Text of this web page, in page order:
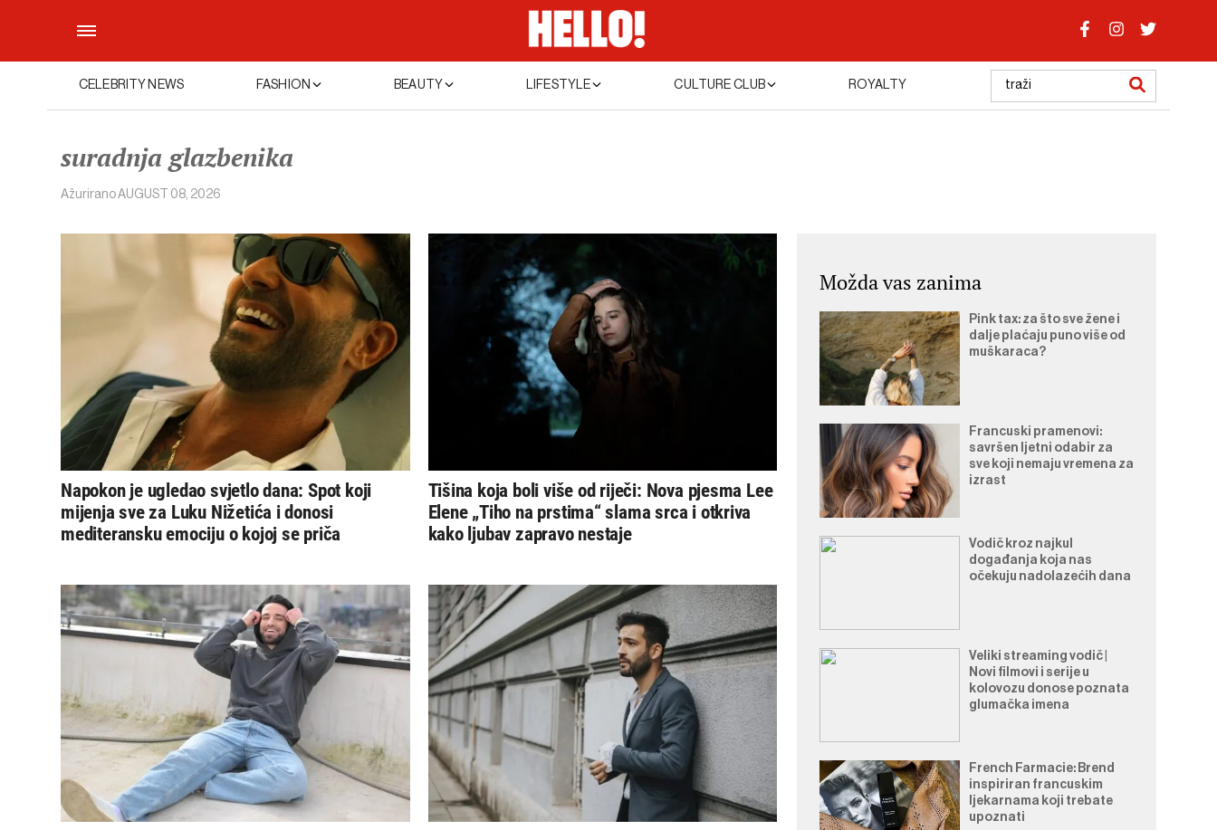
CELEBRITY NEWS FASHION BEAUTY LIFESTYLE CULTURE CLUB ROYALTY
suradnja glazbenika
AžuriranoAUGUST 08, 2026
Napokon je ugledao svjetlo dana: Spot koji
mijenja sve za Luku Nižetića i donosi
mediteransku emociju o kojoj se priča
Tišina koja boli više od riječi: Nova pjesma Lee
Elene „Tiho na prstima“ slama srca i otkriva
kako ljubav zapravo nestaje
Možda vas zanima
Pink tax: za što sve žene i
dalje plaćaju puno više od
muškaraca?
Francuski pramenovi:
savršen ljetni odabir za
sve koji nemaju vremena za
izrast
Vodič kroz najkul
događanja koja nas
očekuju nadolazećih dana
Veliki streaming vodič |
Novi filmovi i serije u
kolovozu donose poznata
glumačka imena
French Farmacie: Brend
inspiriran francuskim
ljekarnama koji trebate
upoznati